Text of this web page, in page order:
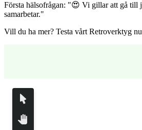
Första hälsofrågan: "😍 Vi gillar att gå till
samarbetar."
Vill du ha mer? Testa vårt Retroverktyg